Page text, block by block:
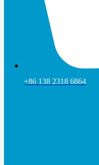
+86 138 2318 6864